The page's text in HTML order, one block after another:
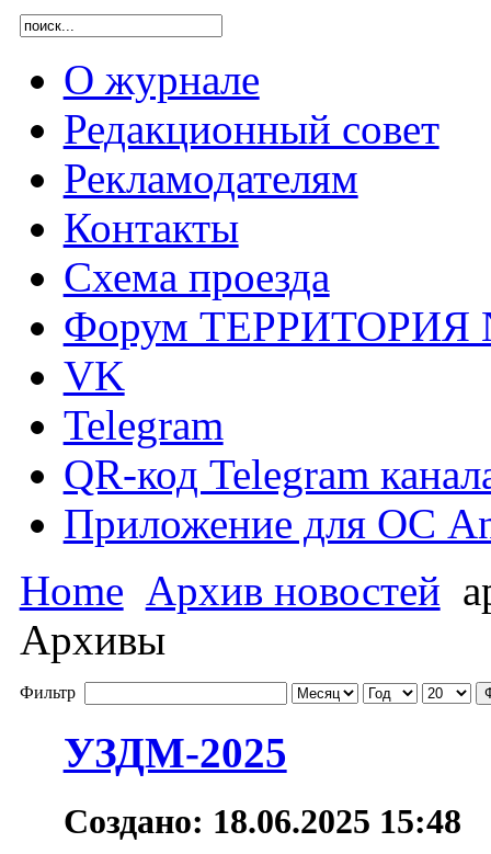
О журнале
Редакционный совет
Рекламодателям
Контакты
Схема проезда
Форум ТЕРРИТОРИЯ
VK
Telegram
QR-код Telegram
Приложение для ОС
Home Архив новостей
Архивы
Фильтр
УЗДМ-2025
Создано: 18.06.2025 15:48